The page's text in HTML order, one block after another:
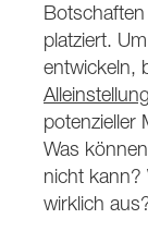
platziert.
entwickeln,
potenzieller
Was
nicht kann?
wirklich